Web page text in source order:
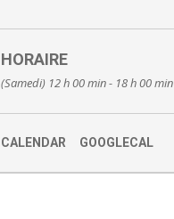
HORAIRE
(Samedi) 12 h 00 min - 18 h 00 min
CALENDAR GOOGLECAL